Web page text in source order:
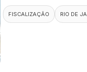
FISCALIZAÇÃO RIO DE